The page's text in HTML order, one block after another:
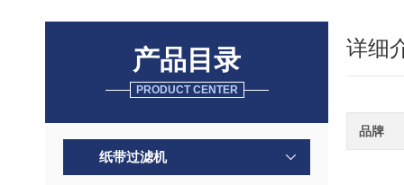
产品目录
PRODUCT CENTER
纸带过滤机
详细
品牌